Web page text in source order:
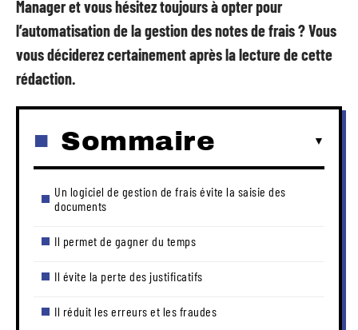
Manager et vous hésitez toujours à opter pour
l’automatisation de la gestion des notes de frais ? Vous
vous déciderez certainement après la lecture de cette
rédaction.
Sommaire
Un logiciel de gestion de frais évite la saisie des
documents
Il permet de gagner du temps
Il évite la perte des justificatifs
Il réduit les erreurs et les fraudes